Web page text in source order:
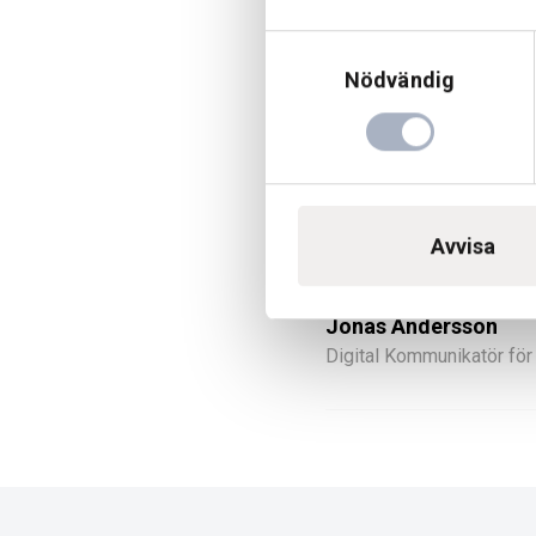
Nödvändig
Avvisa
dess haft många
och är en
Om du beställer via
Jonas Andersson
Digital Kommunikatör